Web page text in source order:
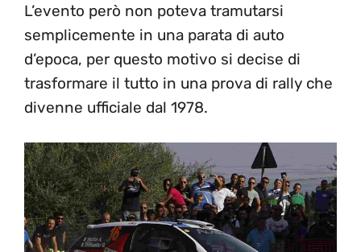
L’evento però non poteva tramutarsi
semplicemente in una parata di auto
d’epoca, per questo motivo si decise di
trasformare il tutto in una prova di rally che
divenne ufficiale dal 1978.